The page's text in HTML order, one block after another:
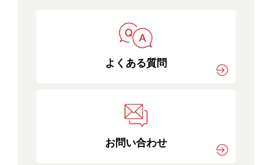
よくある質問
お問い合わせ